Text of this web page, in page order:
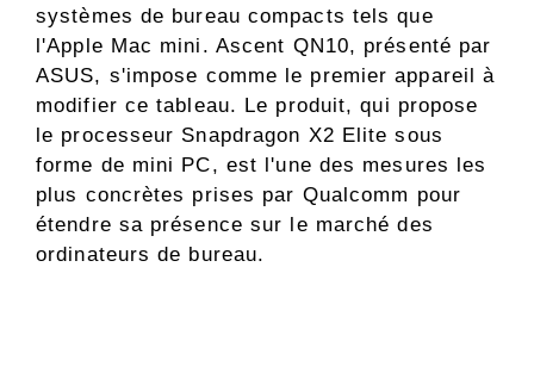
systèmes de bureau compacts tels que
l'Apple Mac mini. Ascent QN10, présenté par
ASUS, s'impose comme le premier appareil à
modifier ce tableau. Le produit, qui propose
le processeur Snapdragon X2 Elite sous
forme de mini PC, est l'une des mesures les
plus concrètes prises par Qualcomm pour
étendre sa présence sur le marché des
ordinateurs de bureau.